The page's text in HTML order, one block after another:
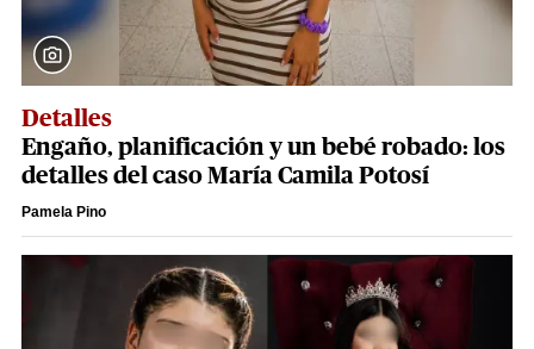
Detalles
Engaño, planificación y un bebé robado: los
detalles del caso María Camila Potosí
Pamela Pino